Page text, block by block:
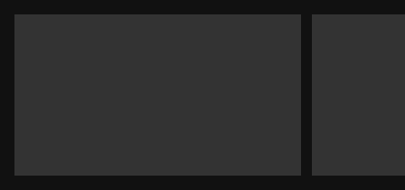
Durada: